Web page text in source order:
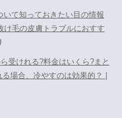
いて知っておきたい目の情報
け毛の皮膚トラブルにおすす
受けれる?料金はいくら?まと
場合、冷やすのは効果的？ |